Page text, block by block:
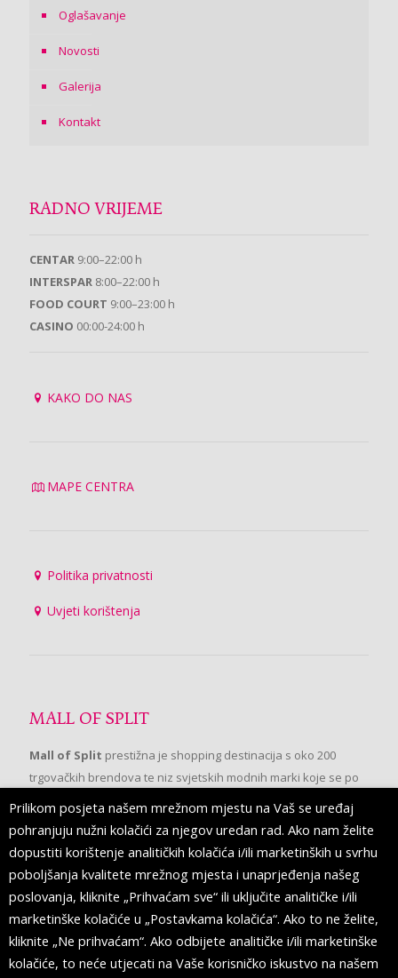
Oglašavanje
Novosti
Galerija
Kontakt
RADNO VRIJEME
CENTAR 9:00–22:00 h
INTERSPAR 8:00–22:00 h
FOOD COURT 9:00–23:00 h
CASINO 00:00-24:00 h
KAKO DO NAS
MAPE CENTRA
Politika privatnosti
Uvjeti korištenja
MALL OF SPLIT
Mall of Split prestižna je shopping destinacija s oko 200
trgovačkih brendova te niz svjetskih modnih marki koje se po
prvi put pojavljuju u Splitu.
PRATITE NAS
Prilikom posjeta našem mrežnom mjestu na Vaš se uređaj
pohranjuju nužni kolačići za njegov uredan rad. Ako nam želite
dopustiti korištenje analitičkih kolačića i/ili marketinških u svrhu
poboljšanja kvalitete mrežnog mjesta i unaprjeđenja našeg
poslovanja, kliknite „Prihvaćam sve“ ili uključite analitičke i/ili
marketinške kolačiće u „Postavkama kolačića“. Ako to ne želite,
kliknite „Ne prihvaćam“. Ako odbijete analitičke i/ili marketinške
kolačiće, to neće utjecati na Vaše korisničko iskustvo na našem